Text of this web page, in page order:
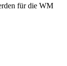
für die WM